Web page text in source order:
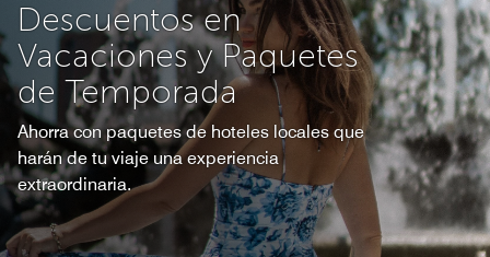
Descuentos en
Vacaciones y Paquetes
de Temporada
Ahorra con paquetes de hoteles locales que
harán de tu viaje una experiencia
extraordinaria.